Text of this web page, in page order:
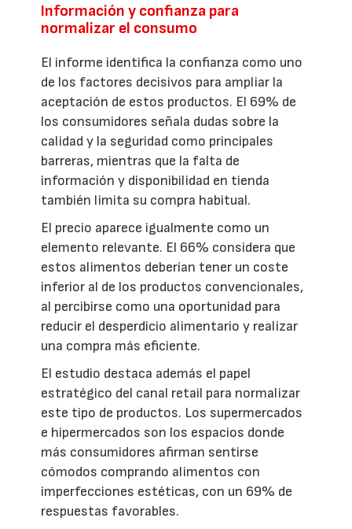
Información y confianza para
normalizar el consumo
El informe identifica la confianza como uno
de los factores decisivos para ampliar la
aceptación de estos productos. El 69% de
los consumidores señala dudas sobre la
calidad y la seguridad como principales
barreras, mientras que la falta de
información y disponibilidad en tienda
también limita su compra habitual.
El precio aparece igualmente como un
elemento relevante. El 66% considera que
estos alimentos deberían tener un coste
inferior al de los productos convencionales,
al percibirse como una oportunidad para
reducir el desperdicio alimentario y realizar
una compra más eficiente.
El estudio destaca además el papel
estratégico del canal retail para normalizar
este tipo de productos. Los supermercados
e hipermercados son los espacios donde
más consumidores afirman sentirse
cómodos comprando alimentos con
imperfecciones estéticas, con un 69% de
respuestas favorables.